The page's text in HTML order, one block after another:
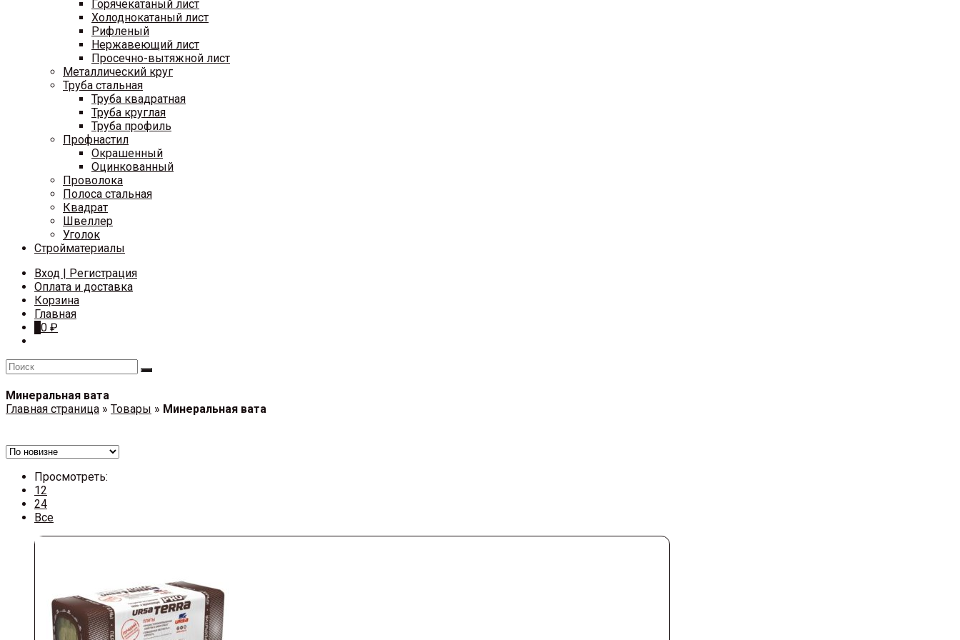
Горячекатаный лист
Холоднокатаный лист
Рифленый
Нержавеющий лист
Просечно-вытяжной лист
Металлический круг
Труба стальная
Труба квадратная
Труба круглая
Труба профиль
Профнастил
Окрашенный
Оцинкованный
Проволока
Полоса стальная
Квадрат
Швеллер
Уголок
Стройматериалы
Вход | Регистрация
Оплата и доставка
Корзина
Главная
0 ₽
Минеральная вата
Главная страница » Товары » Минеральная вата
Просмотреть:
12
24
Все